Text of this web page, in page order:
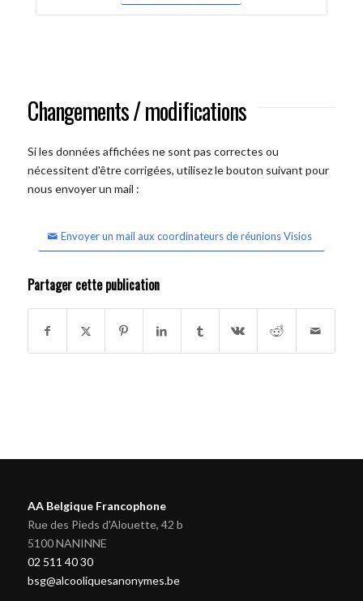
Changements / modifications
Si les données affichées ne sont pas correctes ou
nécessitent d'être corrigées, utilisez le bouton suivant pour
nous envoyer un mail :
Envoyer un mail aux coordinateurs de réunions Visios
Partager cette publication
AA Belgique Francophone
Rue des Pieds d'Alouette, 42 b
5100 NANINNE
02 511 40 30
bsg@alcooliquesanonymes.be